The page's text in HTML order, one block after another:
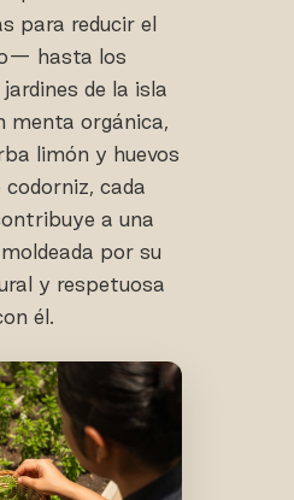
para reducir el
hasta los
de la isla
menta orgánica,
limón y huevos
codorniz, cada
a una
por su
y respetuosa
él.